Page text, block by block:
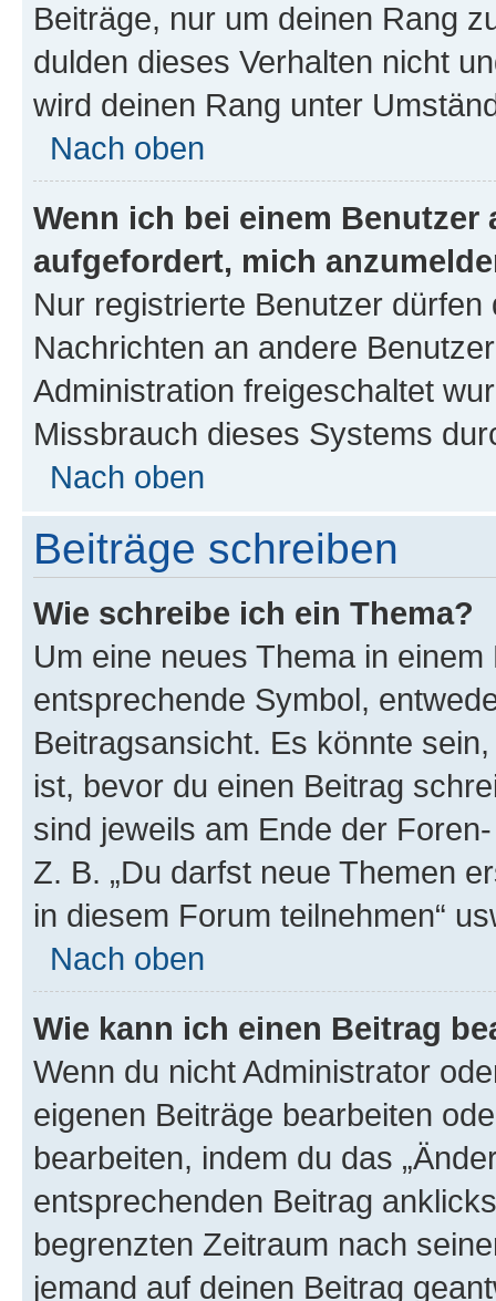
Beiträge, nur um deinen Rang
dulden dieses Verhalten nicht
wird deinen Rang unter
Nach oben
Wenn ich bei einem
aufgefordert, mich
Nur registrierte Benutzer
Nachrichten an andere
Administration freigeschaltet
Missbrauch dieses Systems
Nach oben
Beiträge schreiben
Wie schreibe ich ein Thema?
Um eine neues Thema in
entsprechende Symbol,
Beitragsansicht. Es könnte
ist, bevor du einen Beitrag
sind jeweils am Ende der
Z. B. „Du darfst neue Themen
in diesem Forum teilnehmen“
Nach oben
Wie kann ich einen Beitrag
Wenn du nicht Administrator
eigenen Beiträge bearbeiten
bearbeiten, indem du das
entsprechenden Beitrag
begrenzten Zeitraum nach
jemand auf deinen Beitrag